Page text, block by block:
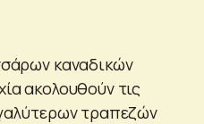
καναδικών
ακολουθούν τις
τραπεζών